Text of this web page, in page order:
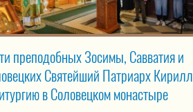
преподобных Зосимы, Савватия и
Святейший Патриарх Кирилл
в Соловецком монастыре